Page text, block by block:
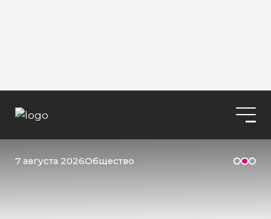
7 августа 2026Общество